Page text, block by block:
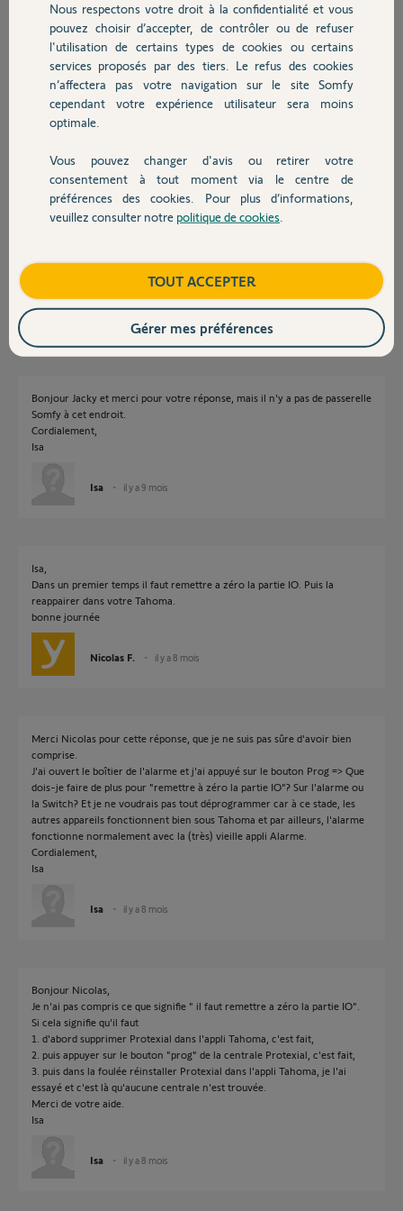
Chauffage
Autres produits
Devis avec un pro
Contact
Merci de votre aide.
Isa
il y a 9 mois
Participer au fil de discussion
Réponses
Bonsoir Isa.
.../Mes autres passerelles
Si il y a une passerelle Somfy supprimer là.
Bonjour Jacky et merci pour votre réponse, mais il n'y a pas de passerelle
Somfy à cet endroit.
Cordialement,
Isa
Isa il y a 9 mois
Isa,
Dans un premier temps il faut remettre a zéro la partie IO. Puis la
reappairer dans votre Tahoma.
bonne journée
Nicolas F. il y a 8 mois
Merci Nicolas pour cette réponse, que je ne suis pas sûre d'avoir bien
comprise.
J'ai ouvert le boîtier de l'alarme et j'ai appuyé sur le bouton Prog => Que
dois-je faire de plus pour "remettre à zéro la partie IO"? Sur l'alarme ou
la Switch? Et je ne voudrais pas tout déprogrammer car à ce stade, les
autres appareils fonctionnent bien sous Tahoma et par ailleurs, l'alarme
fonctionne normalement avec la (très) vieille appli Alarme.
Cordialement,
Isa
Isa il y a 8 mois
Bonjour Nicolas,
Je n'ai pas compris ce que signifie " il faut remettre a zéro la partie IO".
Si cela signifie qu'il faut
1. d'abord supprimer Protexial dans l'appli Tahoma, c'est fait,
2. puis appuyer sur le bouton "prog" de la centrale Protexial, c'est fait,
3. puis dans la foulée réinstaller Protexial dans l'appli Tahoma, je l'ai
essayé et c'est là qu'aucune centrale n'est trouvée.
Merci de votre aide.
Isa
Isa il y a 8 mois
Nous respectons votre droit à la confidentialité et vous
pouvez choisir d’accepter, de contrôler ou de refuser
l'utilisation de certains types de cookies ou certains
services proposés par des tiers. Le refus des cookies
n’affectera pas votre navigation sur le site Somfy
cependant votre expérience utilisateur sera moins
optimale.
Vous pouvez changer d'avis ou retirer votre
consentement à tout moment via le centre de
préférences des cookies. Pour plus d’informations,
veuillez consulter notre politique de cookies
TOUT ACCEPTER
Gérer mes préférences